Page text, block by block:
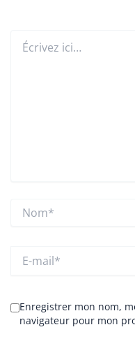
ici…
mail*
Enregistrer mon nom,
navigateur pour mon